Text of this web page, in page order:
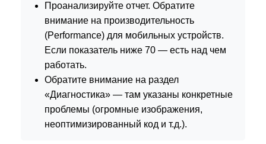
Проанализируйте отчет. Обратите
внимание на производительность
(Performance) для мобильных устройств.
Если показатель ниже 70 — есть над чем
работать.
Обратите внимание на раздел
«Диагностика» — там указаны конкретные
проблемы (огромные изображения,
неоптимизированный код и т.д.).